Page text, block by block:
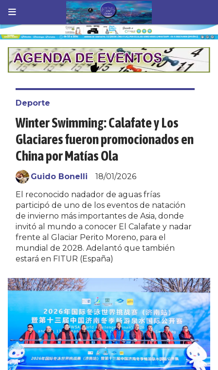
Winter Swimming: Calafate y Los
Glaciares fueron promocionados en
China por Matías Ola
El reconocido nadador de aguas frías
participó de uno de los eventos de natación
de invierno más importantes de Asia, donde
invitó al mundo a conocer El Calafate y nadar
frente al Glaciar Perito Moreno, para el
mundial de 2028. Adelantó que también
estará en FITUR (España)
Deporte
18/01/2026
Guido Bonelli